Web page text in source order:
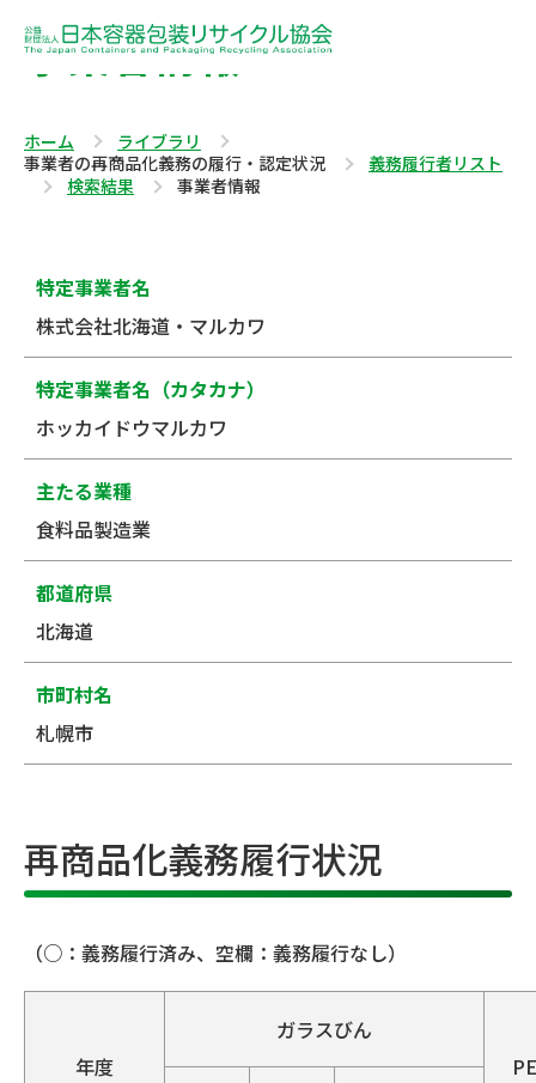
事業者情報
ホーム
ライブラリ
事業者の再商品化義務の履行・認定状況
義務履行者リスト
検索結果
事業者情報
特定事業者名
株式会社北海道・マルカワ
特定事業者名（カタカナ）
ホッカイドウマルカワ
主たる業種
食料品製造業
都道府県
北海道
市町村名
札幌市
再商品化義務履行状況
（○：義務履行済み、空欄：義務履行なし）
年度
ガラスびん